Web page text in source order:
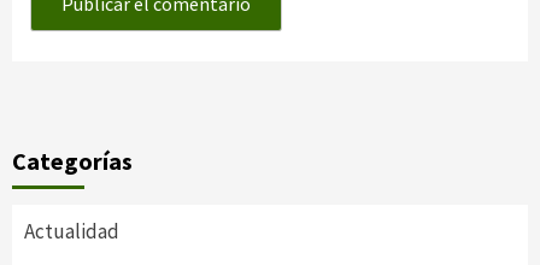
Categorías
Actualidad